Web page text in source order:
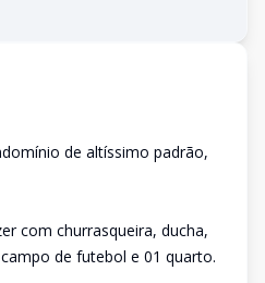
de altíssimo padrão,
com churrasqueira, ducha,
de futebol e 01 quarto.